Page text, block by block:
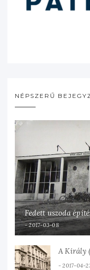
NÉPSZERŰ
Fedett uszoda
2017-03-08
A Király
2017-04-